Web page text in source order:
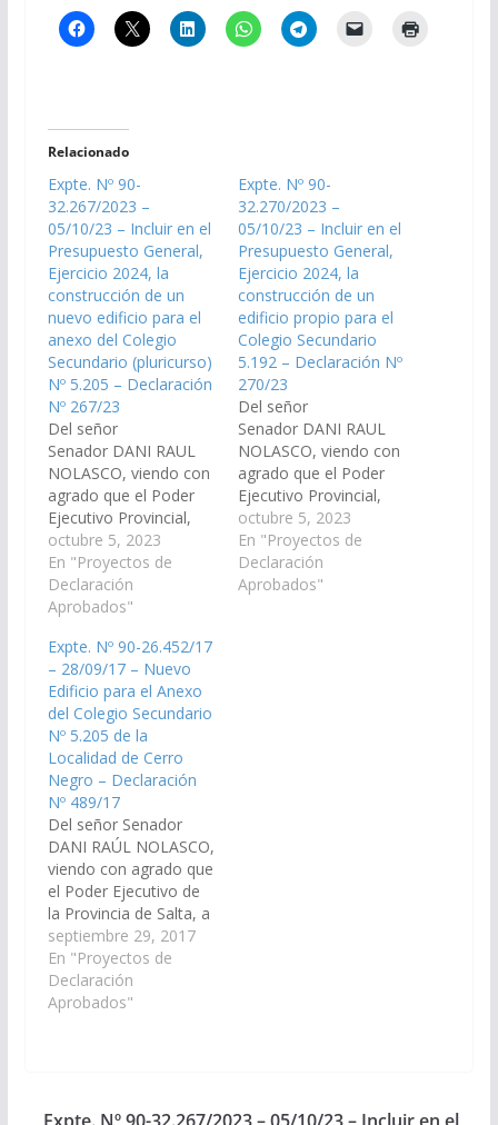
Relacionado
Expte. Nº 90-
32.267/2023 –
05/10/23 – Incluir en el
Presupuesto General,
Ejercicio 2024, la
construcción de un
nuevo edificio para el
anexo del Colegio
Secundario (pluricurso)
Nº 5.205 – Declaración
Nº 267/23
Del señor
Senador DANI RAUL
NOLASCO, viendo con
agrado que el Poder
Ejecutivo Provincial,
incluya en el
Presupuesto General
de la Provincia –
Ejercicio 2.024, la
nuevo edificio para el
anexo del Colegio
Secundario (pluricurso)
Nº 5.205 de la localidad
Cerro Negro,
departamento La
Poma, o la ampliación
del…
octubre 5, 2023
En "Proyectos de
Declaración
Aprobados"
Expte. Nº 90-
32.270/2023 –
05/10/23 – Incluir en el
Presupuesto General,
Ejercicio 2024, la
construcción de un
edificio propio para el
Colegio Secundario
5.192 – Declaración Nº
270/23
Del señor
Senador DANI RAUL
NOLASCO, viendo con
agrado que el Poder
Ejecutivo Provincial,
incluya en el
Presupuesto General
de la Provincia –
Ejercicio 2.024, la
octubre 5, 2023
En "Proyectos de
Declaración
Aprobados"
Expte. Nº 90-26.452/17
– 28/09/17 – Nuevo
Edificio para el Anexo
del Colegio Secundario
Nº 5.205 de la
Localidad de Cerro
Negro – Declaración
Nº 489/17
Del señor Senador
DANI RAÚL NOLASCO,
viendo con agrado que
el Poder Ejecutivo de
la Provincia de Salta, a
través del MINISTERIO
DE EDUCACIÓN,
CIENCIA Y
TECNOLOGÍA; arbitre
Nuevo Edificio para el
septiembre 29, 2017
En "Proyectos de
Declaración
Aprobados"